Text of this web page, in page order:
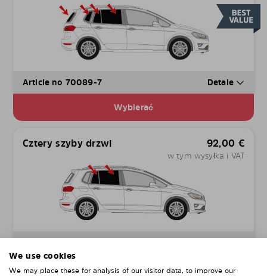
Article no 70089-7 Detale
Wybierać
Cztery szyby drzwi 92,00 €
w tym wysyłka i VAT
Wybierać
We use cookies
We may place these for analysis of our visitor data, to improve our